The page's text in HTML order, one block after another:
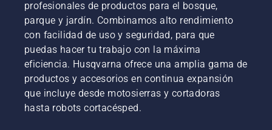
profesionales de productos para el bosque,
parque y jardín. Combinamos alto rendimiento
con facilidad de uso y seguridad, para que
puedas hacer tu trabajo con la máxima
eficiencia. Husqvarna ofrece una amplia gama de
productos y accesorios en continua expansión
que incluye desde motosierras y cortadoras
hasta robots cortacésped.